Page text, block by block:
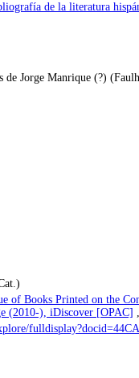
de la literatura
de Jorge Manrique (?)
of Books Printed on the
(2010-), iDiscover [OPAC]